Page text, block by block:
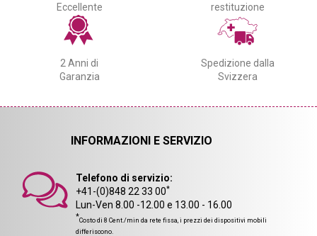
Eccellente
restituzione
2 Anni di
Garanzia
Spedizione dalla
Svizzera
INFORMAZIONI E SERVIZIO
Telefono di servizio:
+41-(0)848 22 33 00*
Lun-Ven 8.00 -12.00 e 13.00 - 16.00
*Costo di 8 Cent./min da rete fissa, i prezzi dei dispositivi mobili
differiscono.